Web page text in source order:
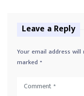
Leave a Reply
Your email address will
marked *